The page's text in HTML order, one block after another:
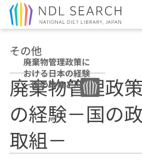
その他
廃棄物管理政策に
おける日本の経験
－国の政策と川崎
市の取組－
廃棄物管理政
の経験－国の
取組－